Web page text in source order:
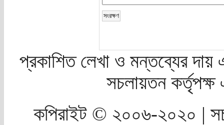
প্রকাশিত লেখা ও মন্তব্যের দায়
সচলায়তন
কপিরাইট © ২০০৬-২০২০ |